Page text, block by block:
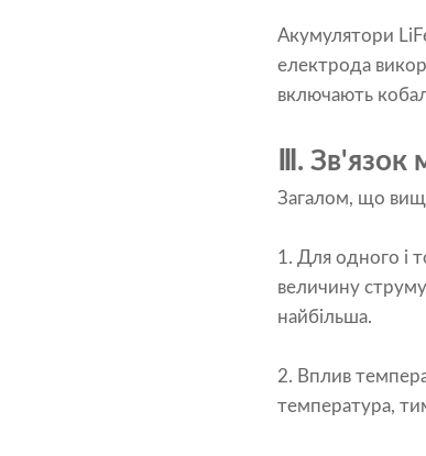
Акумулятори
електрода
включають
Ⅲ.
Загалом, що
1. Для одного і
величину
найбільша.
2. Вплив
температура,